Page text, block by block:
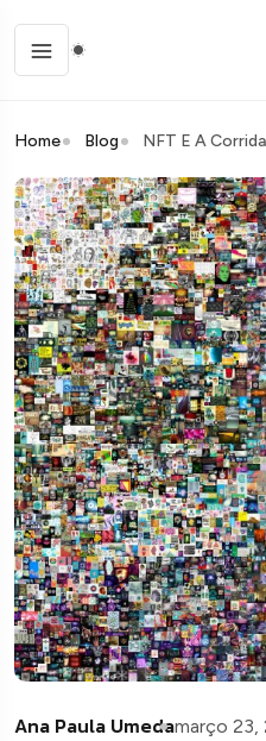
Home Blog NFT E A
Ana Paula Umedamarço 23,